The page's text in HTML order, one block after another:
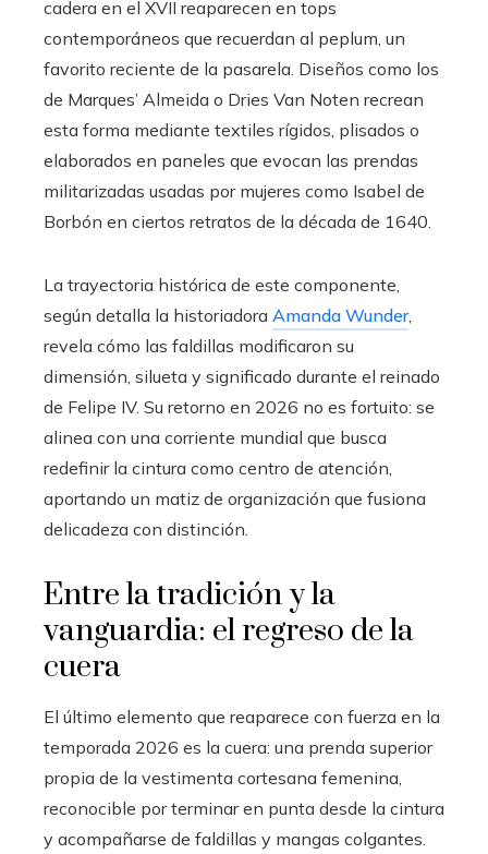
cadera en el XVII reaparecen en tops
contemporáneos que recuerdan al peplum, un
favorito reciente de la pasarela. Diseños como los
de Marques’ Almeida o Dries Van Noten recrean
esta forma mediante textiles rígidos, plisados o
elaborados en paneles que evocan las prendas
militarizadas usadas por mujeres como Isabel de
Borbón en ciertos retratos de la década de 1640.
La trayectoria histórica de este componente,
según detalla la historiadora Amanda Wunder,
revela cómo las faldillas modificaron su
dimensión, silueta y significado durante el reinado
de Felipe IV. Su retorno en 2026 no es fortuito: se
alinea con una corriente mundial que busca
redefinir la cintura como centro de atención,
aportando un matiz de organización que fusiona
delicadeza con distinción.
Entre la tradición y la
vanguardia: el regreso de la
cuera
El último elemento que reaparece con fuerza en la
temporada 2026 es la cuera: una prenda superior
propia de la vestimenta cortesana femenina,
reconocible por terminar en punta desde la cintura
y acompañarse de faldillas y mangas colgantes.